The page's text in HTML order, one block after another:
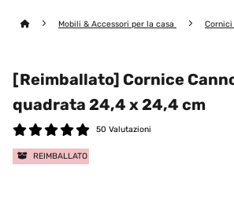
Mobili & Accessori per la casa Cornici
[Reimballato] Cornice
quadrata 24,4 x 24,4 cm
50 Valutazioni
REIMBALLATO